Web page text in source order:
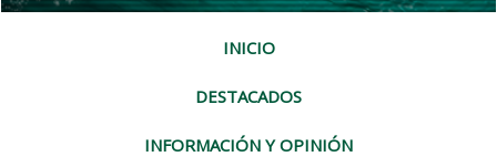
INICIO
DESTACADOS
INFORMACIÓN Y OPINIÓN